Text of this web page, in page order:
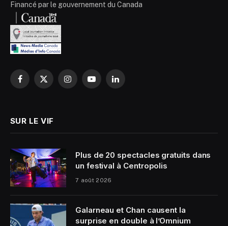
Financé par le gouvernement du Canada
Facebook
X
InstagramYouTubeLinkedIn
SUR LE VIF
Plus de 20 spectacles gratuits dans
un festival à Centropolis
7 août 2026
Galarneau et Chan causent la
surprise en double à l’Omnium